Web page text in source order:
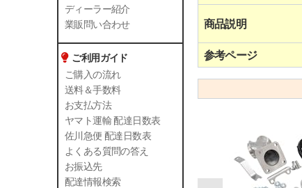
ディーラー紹介
業販問い合わせ
ご利用ガイド
ご購入の流れ
送料＆手数料
お支払方法
ヤマト運輸 配達日数表
佐川急便 配達日数表
よくある質問の答え
お振込先
配達情報検索
商品説明
参考ページ